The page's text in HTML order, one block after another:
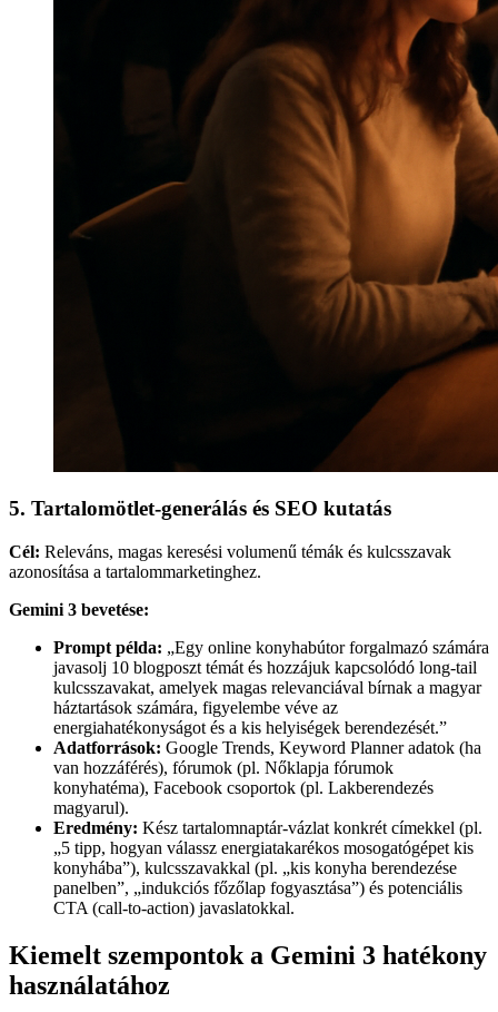
5. Tartalomötlet-generálás és SEO kutatás
Cél: Releváns, magas keresési volumenű témák és kulcsszavak
azonosítása a tartalommarketinghez.
Gemini 3 bevetése:
Prompt példa: „Egy online konyhabútor forgalmazó számára
javasolj 10 blogposzt témát és hozzájuk kapcsolódó long-tail
kulcsszavakat, amelyek magas relevanciával bírnak a magyar
háztartások számára, figyelembe véve az
energiahatékonyságot és a kis helyiségek berendezését.”
Adatforrások: Google Trends, Keyword Planner adatok (ha
van hozzáférés), fórumok (pl. Nőklapja fórumok
konyhatéma), Facebook csoportok (pl. Lakberendezés
magyarul).
Eredmény: Kész tartalomnaptár-vázlat konkrét címekkel (pl.
„5 tipp, hogyan válassz energiatakarékos mosogatógépet kis
konyhába”), kulcsszavakkal (pl. „kis konyha berendezése
panelben”, „indukciós főzőlap fogyasztása”) és potenciális
CTA (call-to-action) javaslatokkal.
Kiemelt szempontok a Gemini 3 hatékony
használatához